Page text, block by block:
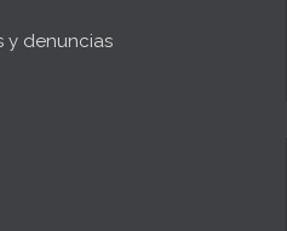
y denuncias